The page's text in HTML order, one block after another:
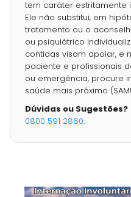
tem caráter estritamente
Ele não substitui, em
tratamento ou o
ou psiquiátrico
contidas visam apoiar, e
paciente e profissionais
ou emergência, procure
saúde mais próximo
Dúvidas ou Sugestões?
0800 591 2860.